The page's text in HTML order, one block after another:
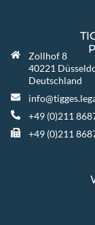
Zollhof 8
40221
Deutschland
+49 (0)211
+49 (0)211